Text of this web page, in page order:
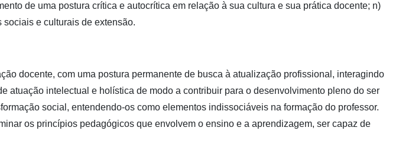
de uma postura crítica e autocrítica em relação à sua cultura e sua prática docente; n)
e culturais de extensão.
docente, com uma postura permanente de busca à atualização profissional, interagindo
intelectual e holística de modo a contribuir para o desenvolvimento pleno do ser
social, entendendo-os como elementos indissociáveis na formação do professor.
os princípios pedagógicos que envolvem o ensino e a aprendizagem, ser capaz de